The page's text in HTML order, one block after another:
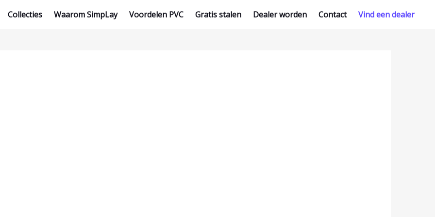
Collecties Waarom SimpLay Voordelen PVC Gratis stalen Dealer worden Contact Vind een dealer